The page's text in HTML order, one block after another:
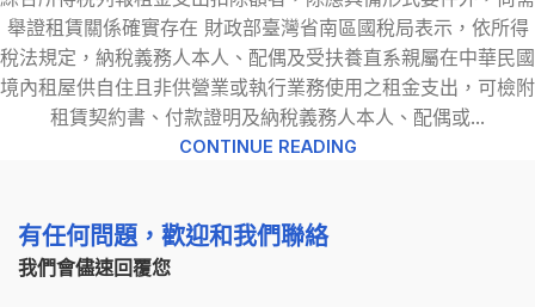
舉證租賃關係確實存在 財政部臺灣省南區國稅局表示，依所得
稅法規定，納稅義務人本人、配偶及受扶養直系親屬在中華民國
境內租屋供自住且非供營業或執行業務使用之租金支出，可檢附
租賃契約書、付款證明及納稅義務人本人、配偶或...
CONTINUE READING
有任何問題，歡迎和我們聯絡
我們會儘速回覆您